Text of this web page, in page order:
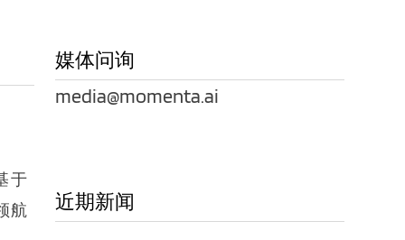
于
航
媒体问询
media@momenta.ai
近期新闻